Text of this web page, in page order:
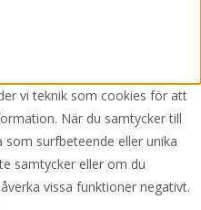
vi teknik som cookies för att
När du samtycker till
som surfbeteende eller unika
samtycker eller om du
vissa funktioner negativt.